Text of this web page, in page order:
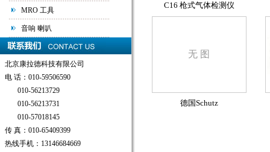
MRO 工具
音响 喇叭
北京康拉德科技有限公司
电 话：010-59506590
010-56213729
010-56213731
010-57018145
传 真：010-65409399
热线手机：13146684669
C16 枪式气体检测仪
无 图
德国Schutz